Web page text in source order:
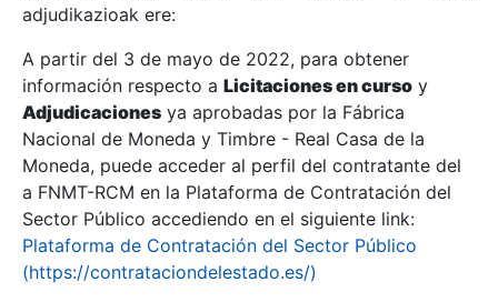
Erakutsi/Ezkutatu
Erakutsi/Ezkutatu
Erakutsi/Ezkutatu
adjudikazioak ere:
A partir del 3 de mayo de 2022, para obtener
información respecto a Licitaciones en curso y
Adjudicaciones ya aprobadas por la Fábrica
Nacional de Moneda y Timbre - Real Casa de la
Moneda, puede acceder al perfil del contratante del
a FNMT-RCM en la Plataforma de Contratación del
Sector Público accediendo en el siguiente link:
Plataforma de Contratación del Sector Público
(https://contrataciondelestado.es/)